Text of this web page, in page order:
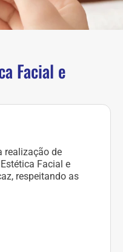
Facial e
realização de
Facial e
respeitando as